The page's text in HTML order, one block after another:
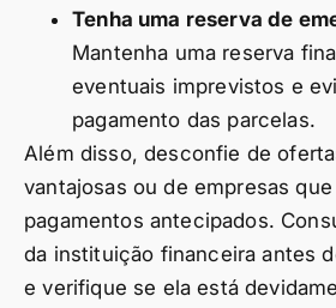
Tenha uma reserva de
Mantenha uma reserva
eventuais imprevistos e
pagamento das parcelas.
Além disso, desconfie de
vantajosas ou de empresas
pagamentos antecipados.
da instituição financeira antes
e verifique se ela está